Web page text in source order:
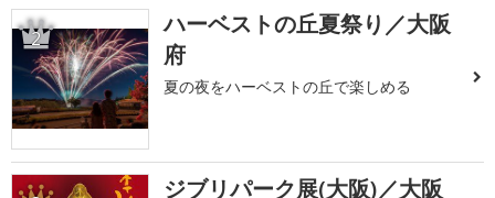
2
ハーベストの丘夏祭り／大阪
府
夏の夜をハーベストの丘で楽しめる
ジブリパーク展(大阪)／大阪